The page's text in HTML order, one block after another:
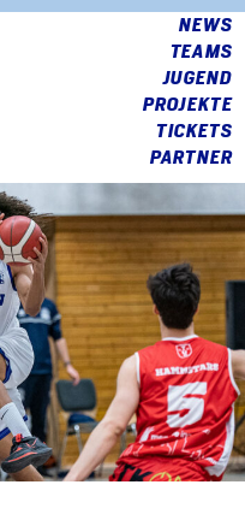
NEWS
TEAMS
JUGEND
PROJEKTE
TICKETS
PARTNER